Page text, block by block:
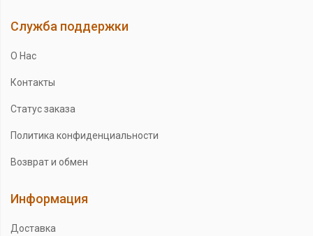
Служба поддержки
О Нас
Контакты
Статус заказа
Политика конфиденциальности
Возврат и обмен
Информация
Доставка